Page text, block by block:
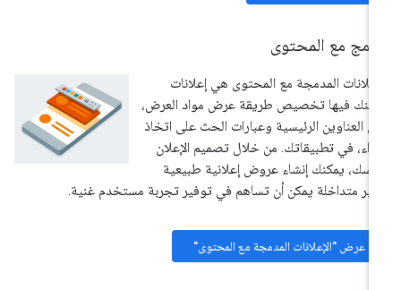
مع المحتوى
المدمجة مع المحتوى هي إعلانات
فيها تخصيص طريقة عرض مواد العرض،
العناوين الرئيسية وعبارات الحث على اتخاذ
في تطبيقاتك. من خلال تصميم الإعلان
يمكنك إنشاء عروض إعلانية طبيعية
متداخلة يمكن أن تساهم في توفير تجربة مستخدم غنية.
عرض "الإعلانات المدمجة مع المحتوى"